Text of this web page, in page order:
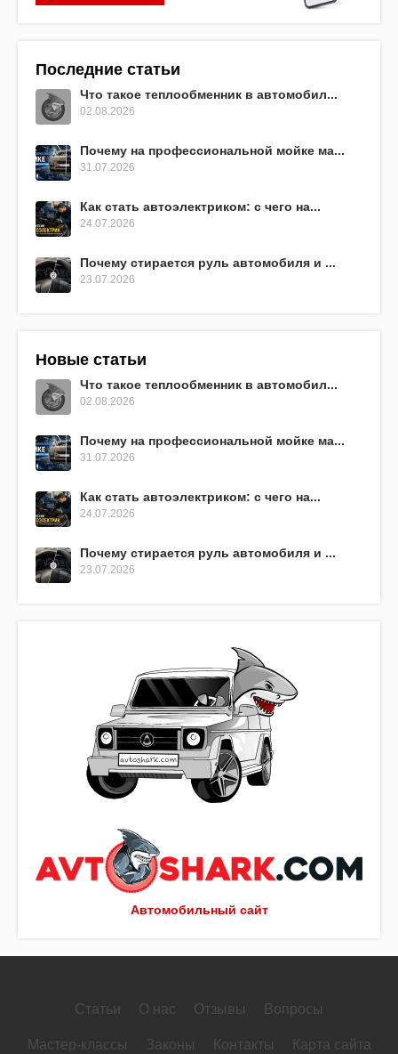
Автомобильный сайт
Последние статьи
Что такое теплообменник в автомобил...
02.08.2026
Почему на профессиональной мойке ма...
31.07.2026
Как стать автоэлектриком: с чего на...
24.07.2026
Почему стирается руль автомобиля и ...
23.07.2026
Новые статьи
Что такое теплообменник в автомобил...
02.08.2026
Почему на профессиональной мойке ма...
31.07.2026
Как стать автоэлектриком: с чего на...
24.07.2026
Почему стирается руль автомобиля и ...
23.07.2026
Статьи О нас Отзывы Вопросы
Мастер-классы Законы Контакты Карта сайта